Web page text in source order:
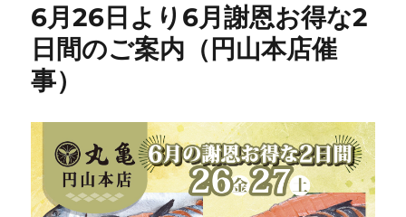
6月26日より6月謝恩お得な2
日間のご案内（円山本店催
事）